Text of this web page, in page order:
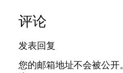
评论
发表回复
您的邮箱地址不会被公开。